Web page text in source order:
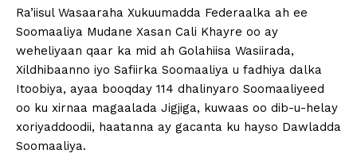
Ra’iisul Wasaaraha Xukuumadda Federaalka ah ee
Soomaaliya Mudane Xasan Cali Khayre oo ay
weheliyaan qaar ka mid ah Golahiisa Wasiirada,
Xildhibaanno iyo Safiirka Soomaaliya u fadhiya dalka
Itoobiya, ayaa booqday 114 dhalinyaro Soomaaliyeed
oo ku xirnaa magaalada Jigjiga, kuwaas oo dib-u-helay
xoriyaddoodii, haatanna ay gacanta ku hayso Dawladda
Soomaaliya.